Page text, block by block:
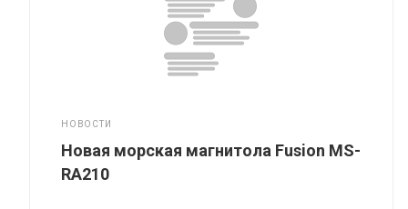
НОВОСТИ
Новая морская магнитола Fusion MS-
RA210